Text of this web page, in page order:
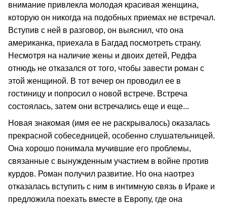
внимание привлекла молодая красивая женщина,
которую он никогда на подобных приемах не встречал.
Вступив с ней в разговор, он выяснил, что она
американка, приехала в Багдад посмотреть страну.
Несмотря на наличие жены и двоих детей, Редфа
отнюдь не отказался от того, чтобы завести роман с
этой женщиной. В тот вечер он проводил ее в
гостиницу и попросил о новой встрече. Встреча
состоялась, затем они встречались еще и еще...
Новая знакомая (имя ее не раскрывалось) оказалась
прекрасной собеседницей, особенно слушательницей.
Она хорошо понимала мучившие его проблемы,
связанные с вынужденным участием в войне против
курдов. Роман получил развитие. Но она наотрез
отказалась вступить с ним в интимную связь в Ираке и
предложила поехать вместе в Европу, где она